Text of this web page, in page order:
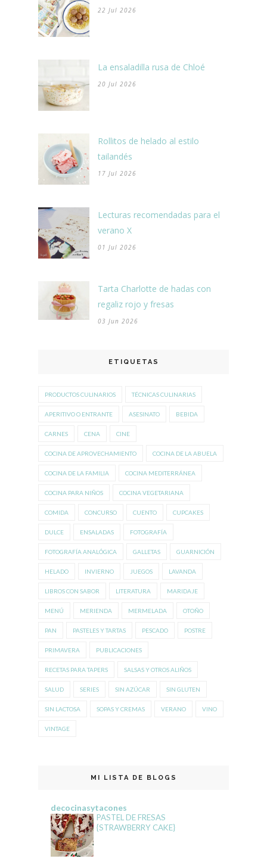
22 Jul 2026
La ensaladilla rusa de Chloé
20 Jul 2026
Rollitos de helado al estilo
tailandés
17 Jul 2026
Lecturas recomendadas para el
verano X
01 Jul 2026
Tarta Charlotte de hadas con
regaliz rojo y fresas
03 Jun 2026
ETIQUETAS
PRODUCTOS CULINARIOS TÉCNICAS CULINARIAS
APERITIVO O ENTRANTE ASESINATO BEBIDA
CARNES CENA CINE
COCINA DE APROVECHAMIENTO COCINA DE LA ABUELA
COCINA DE LA FAMILIA COCINA MEDITERRÁNEA
COCINA PARA NIÑOS COCINA VEGETARIANA
COMIDA CONCURSO CUENTO CUPCAKES
DULCE ENSALADAS FOTOGRAFÍA
FOTOGRAFÍA ANALÓGICA GALLETAS GUARNICIÓN
HELADO INVIERNO JUEGOS LAVANDA
LIBROS CON SABOR LITERATURA MARIDAJE
MENÚ MERIENDA MERMELADA OTOÑO
PAN PASTELES Y TARTAS PESCADO POSTRE
PRIMAVERA PUBLICACIONES
RECETAS PARA TAPERS SALSAS Y OTROS ALIÑOS
SALUD SERIES SIN AZÚCAR SIN GLUTEN
SIN LACTOSA SOPAS Y CREMAS VERANO VINO
VINTAGE
MI LISTA DE BLOGS
decocinasytacones
PASTEL DE FRESAS
{STRAWBERRY CAKE}